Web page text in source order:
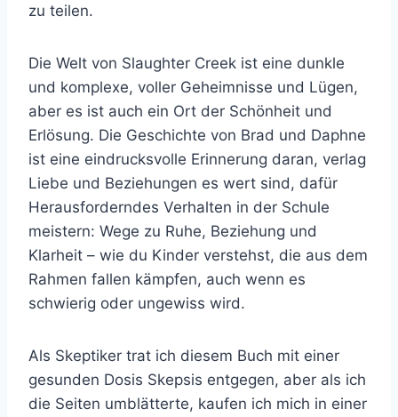
zu teilen.
Die Welt von Slaughter Creek ist eine dunkle
und komplexe, voller Geheimnisse und Lügen,
aber es ist auch ein Ort der Schönheit und
Erlösung. Die Geschichte von Brad und Daphne
ist eine eindrucksvolle Erinnerung daran, verlag
Liebe und Beziehungen es wert sind, dafür
Herausforderndes Verhalten in der Schule
meistern: Wege zu Ruhe, Beziehung und
Klarheit – wie du Kinder verstehst, die aus dem
Rahmen fallen kämpfen, auch wenn es
schwierig oder ungewiss wird.
Als Skeptiker trat ich diesem Buch mit einer
gesunden Dosis Skepsis entgegen, aber als ich
die Seiten umblätterte, kaufen ich mich in einer